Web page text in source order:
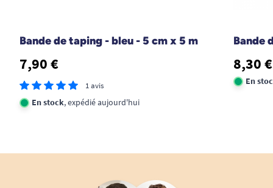
Bande de taping - bleu - 5 cm x 5 m
7,90 €
1 avis
En stock, expédié aujourd'hui
Bande
8,30 €
En